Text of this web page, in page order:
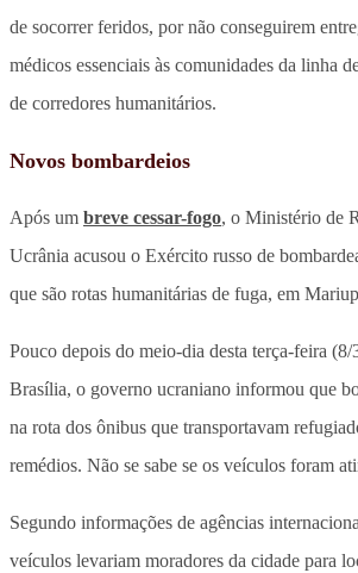
de socorrer feridos, por não conseguirem
médicos essenciais às comunidades da linha
de corredores humanitários.
Novos bombardeios
Após um breve cessar-fogo, o Ministério de
Ucrânia acusou o Exército russo de
que são rotas humanitárias de fuga, em
Pouco depois do meio-dia desta terça-feira
Brasília, o governo ucraniano informou que
na rota dos ônibus que transportavam
remédios. Não se sabe se os veículos foram
Segundo informações de agências
veículos levariam moradores da cidade para